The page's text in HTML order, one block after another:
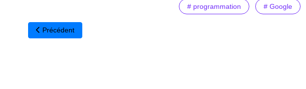
# programmation # Google
Article précédent : Qalitel logigramme - un logiciel gratuit pour programmer
Précédent